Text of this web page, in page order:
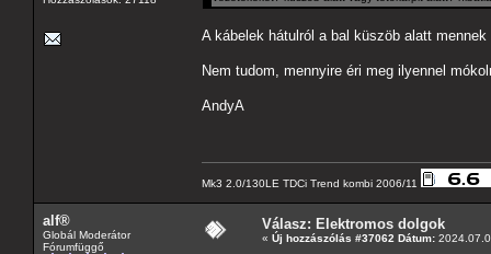
A kábelek hátulról a bal küszöb alatt mennek
Nem tudom, mennyire éri meg ilyennel
AndyA
Mk3 2.0/130LE TDCi Trend kombi 2006/11
alf®
Globál Moderátor
Fórumfüggő
Válasz: Elektromos dolgok
« Új hozzászólás #37062 Dátum: